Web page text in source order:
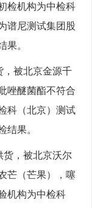
检机构为中检科
谱尼测试集团股
果。
，被北京金源千
唑醚菌酯不符合
科（北京）测试
结果。
货，被北京沃尔
芒（芒果），噻
机构为中检科